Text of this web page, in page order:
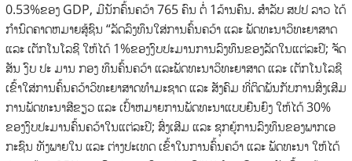
0.53%ຂອງ GDP, ມີນັກຄົ້ນຄວ້າ 765 ຄົນ ຕໍ່ 1ລ້ານຄົນ. ສໍາລັບ ສປປ ລາວ ໄດ້
ກໍານົດຄາດຫມາຍສູ້ຊົນ “ລັດລົງທຶນໃສ່ການຄົ້ນຄວ້າ ແລະ ພັດທະນາວິທະຍາສາດ
ແລະ ເຕັກໂນໂລຊີ ໃຫ້ໄດ້ 1%ຂອງງົບປະມານການລົງທຶນຂອງລັດໃນແຕ່ລະປີ; ຈັດ
ສັນ ງົບ ປະ ມານ ກອງ ທຶນຄົ້ນຄວ້າ ແລະພັດທະນາວິທະຍາສາດ ແລະ ເຕັກໂນໂລຊີ
ເຂົ້າໃສ່ການຄົ້ນຄວ້າວິທະຍາສາດທໍາມະຊາດ ແລະ ສັງຄົມ ທີ່ຕິດພັນກັບການສົ່ງເສີມ
ການພັດທະນາສີຂຽວ ແລະ ເປົ້າຫມາຍການພັດທະນາແບບຍືນຍົງ ໃຫ້ໄດ້ 30%
ຂອງງົບປະມານຄົ້ນຄວ້າໃນແຕ່ລະປີ; ສົ່ງເສີມ ແລະ ຊຸກຍູ້ການລົງທຶນຂອງພາກເອ
ກະຊົນ ທັງພາຍໃນ ແລະ ຕ່າງປະເທດ ເຂົ້າໃນການຄົ້ນຄວ້າ ແລະ ພັດທະນາ ໃຫ້ໄດ້